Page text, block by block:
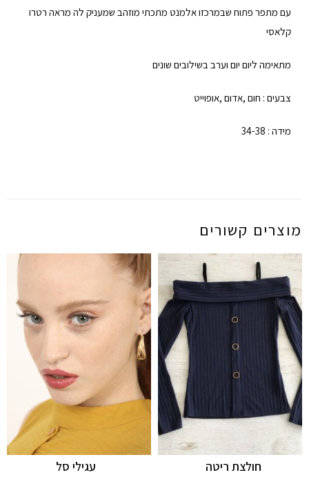
עם מתפר פתוח שבמרכזו אלמנט מתכתי מוזהב שמעניק לה מראה רטרו
קלאסי
מתאימה ליום יום וערב בשילובים שונים
צבעים : חום ,אדום ,אופוייט
מידה : 34-38
מוצרים קשורים
עגילי סל חולצת ריטה